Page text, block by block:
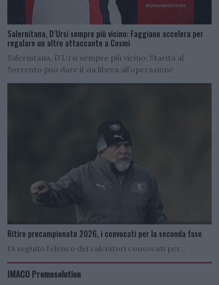
Salernitana, D’Ursi sempre più vicino: Faggiano accelera per
regalare un altro attaccante a Cosmi
Salernitana, D’Ursi sempre più vicino: Starita al
Sorrento può dare il via libera all’operazione
Ritiro precampionato 2026, i convocati per la seconda fase
Di seguito l’elenco dei calciatori convocati per...
IMACO Promosolution